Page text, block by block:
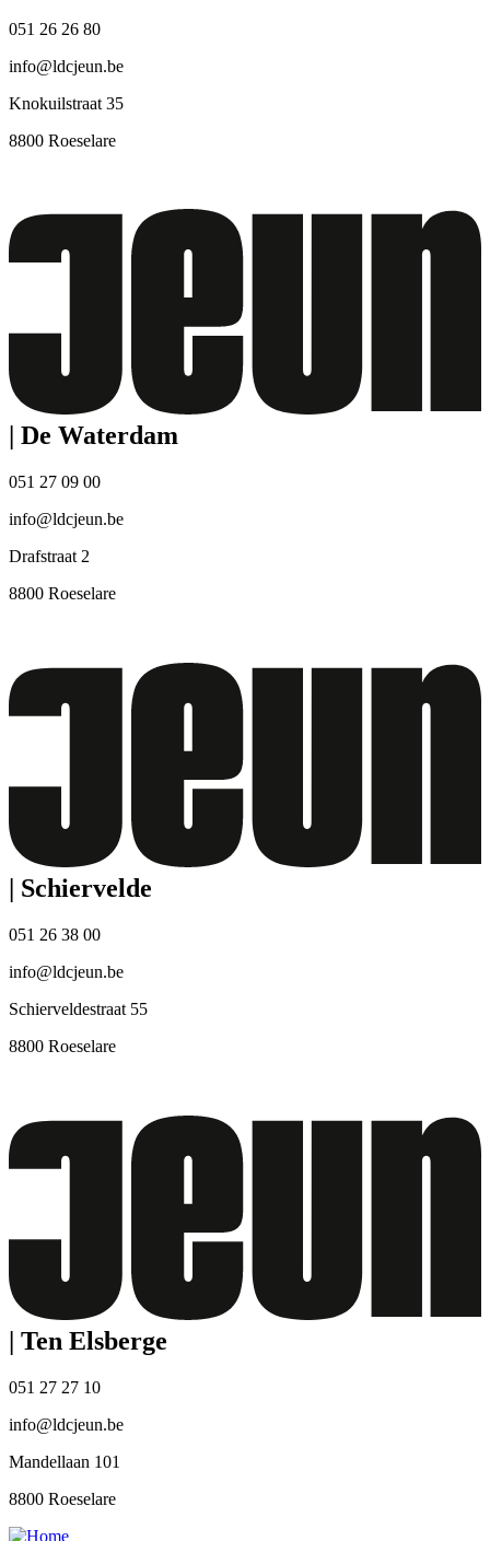
051 26 26 80
info@ldcjeun.be
Knokuilstraat 35
8800 Roeselare
| De Waterdam
051 27 09 00
info@ldcjeun.be
Drafstraat 2
8800 Roeselare
Schiervelde
051 26 38 00
info@ldcjeun.be
Schierveldestraat 55
8800 Roeselare
Ten Elsberge
051 27 27 10
info@ldcjeun.be
Mandellaan 101
8800 Roeselare